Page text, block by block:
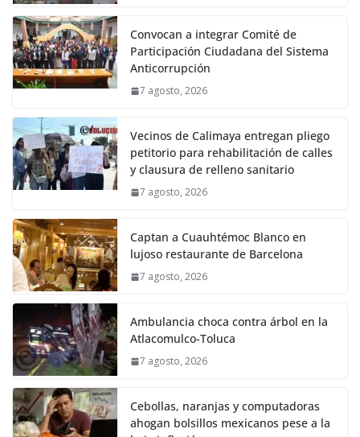
Convocan a integrar Comité de
Participación Ciudadana del Sistema
Anticorrupción
7 agosto, 2026
Vecinos de Calimaya entregan pliego
petitorio para rehabilitación de calles
y clausura de relleno sanitario
7 agosto, 2026
Captan a Cuauhtémoc Blanco en
lujoso restaurante de Barcelona
7 agosto, 2026
Ambulancia choca contra árbol en la
Atlacomulco-Toluca
7 agosto, 2026
Cebollas, naranjas y computadoras
ahogan bolsillos mexicanos pese a la